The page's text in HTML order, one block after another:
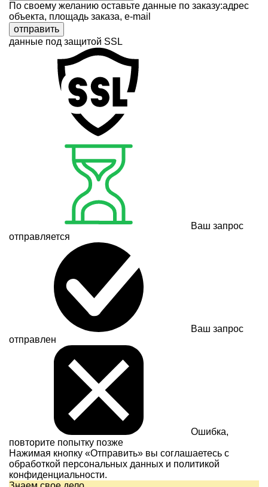
По своему желанию оставьте данные по заказу:адрес
объекта, площадь заказа, e-mail
отправить
данные под защитой SSL
Ваш запрос
отправляется
Ваш запрос
отправлен
Ошибка,
повторите попытку позже
Нажимая кнопку «Отправить» вы соглашаетесь с
обработкой персональных данных и политикой
конфиденциальности.